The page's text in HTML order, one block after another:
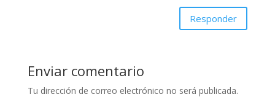
Responder
Enviar comentario
Tu dirección de correo electrónico no será publicada.